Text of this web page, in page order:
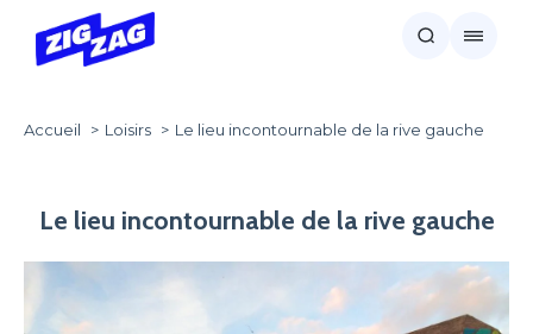
Accueil Loisirs Le lieu incontournable de la rive gauche
Le lieu incontournable de la rive gauche